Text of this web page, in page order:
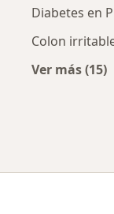
Diabetes en
Colon
Ver más (15)